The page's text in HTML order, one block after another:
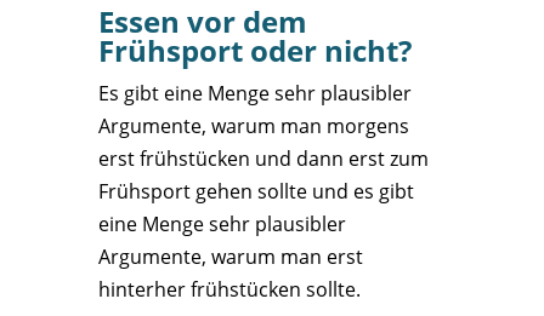
Essen vor dem
Frühsport oder nicht?
Es gibt eine Menge sehr plausibler
Argumente, warum man morgens
erst frühstücken und dann erst zum
Frühsport gehen sollte und es gibt
eine Menge sehr plausibler
Argumente, warum man erst
hinterher frühstücken sollte.